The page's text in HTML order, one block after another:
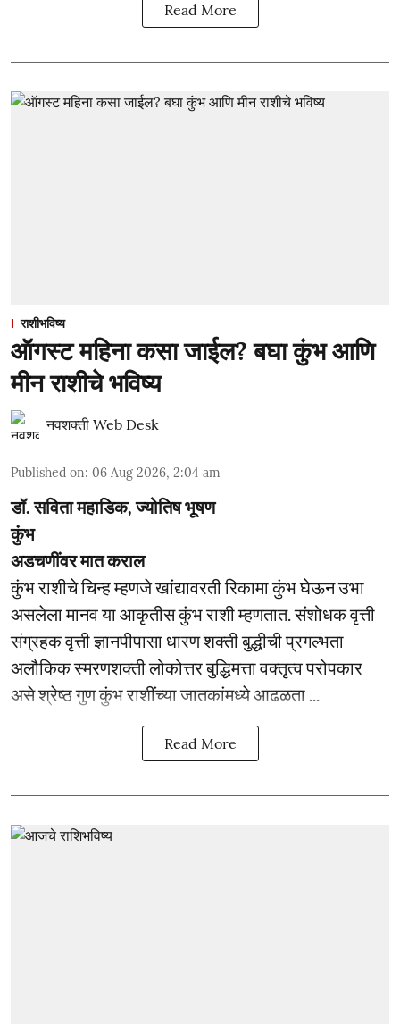
Read More
राशीभविष्य
ऑगस्ट महिना कसा जाईल? बघा कुंभ आणि
मीन राशीचे भविष्य
नवशक्ती Web Desk
Published on: 06 Aug 2026, 2:04 am
डॉ. सविता महाडिक, ज्योतिष भूषण
कुंभ
अडचणींवर मात कराल
कुंभ राशीचे चिन्ह म्हणजे खांद्यावरती रिकामा कुंभ घेऊन उभा
असलेला मानव या आकृतीस कुंभ राशी म्हणतात. संशोधक वृत्ती
संग्रहक वृत्ती ज्ञानपीपासा धारण शक्ती बुद्धीची प्रगल्भता
अलौकिक स्मरणशक्ती लोकोत्तर बुद्धिमत्ता वक्तृत्व परोपकार
असे श्रेष्ठ गुण कुंभ राशींच्या जातकांमध्ये आढळता ...
Read More